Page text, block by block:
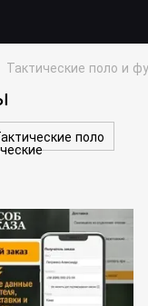
Тактические поло и
поло